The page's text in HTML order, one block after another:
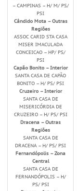
– CAMPINAS – H/ M/ PS/
PSI
Cândido Mota – Outras
Regiões
ASSOC CARID STA CASA
MISER IMACULADA
CONCEICAO – HP/ PS/
PSI
Capão Bonito – Interior
SANTA CASA DE CAPÃO
BONITO – H/ PS/ PSI
Cruzeiro – Interior
SANTA CASA DE
MISERICÓRDIA DE
CRUZEIRO – H/ PS/ PSI
Dracena – Outras
Regiões
SANTA CASA DE
DRACENA – H/ PS/ PSI
Fernandópolis – Zona
Central
SANTA CASA DE
FERNANDÓPOLIS – H/
PS/ PSI